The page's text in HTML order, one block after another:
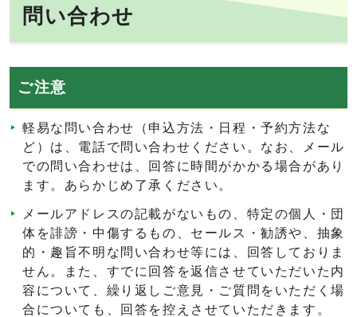
問い合わせ
ご注意
軽易な問い合わせ（申込方法・日程・予約方法な
ど）は、電話で問い合わせください。なお、メール
での問い合わせは、回答に時間がかかる場合があり
ます。あらかじめ了承ください。
メールアドレスの記載がないもの、特定の個人・団
体を誹謗・中傷するもの、セールス・勧誘や、抽象
的・趣旨不明な問い合わせ等には、回答しておりま
せん。また、すでに回答を返信させていただいた内
容について、繰り返しご意見・ご質問をいただく場
合についても、回答を控えさせていただきます。